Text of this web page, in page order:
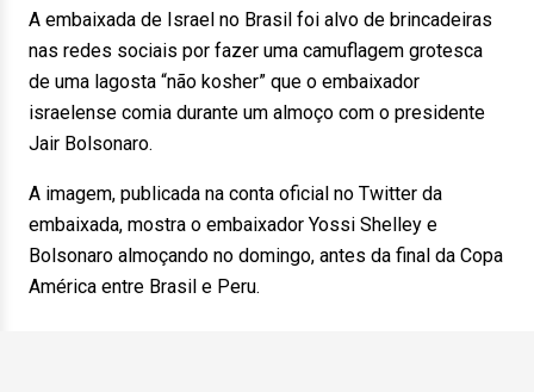
A embaixada de Israel no Brasil foi alvo de brincadeiras
nas redes sociais por fazer uma camuflagem grotesca
de uma lagosta “não kosher” que o embaixador
israelense comia durante um almoço com o presidente
Jair Bolsonaro.
A imagem, publicada na conta oficial no Twitter da
embaixada, mostra o embaixador Yossi Shelley e
Bolsonaro almoçando no domingo, antes da final da Copa
América entre Brasil e Peru.